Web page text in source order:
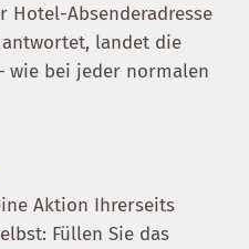
Hotel-Absenderadresse
landet die
bei jeder normalen
Aktion Ihrerseits
Füllen Sie das